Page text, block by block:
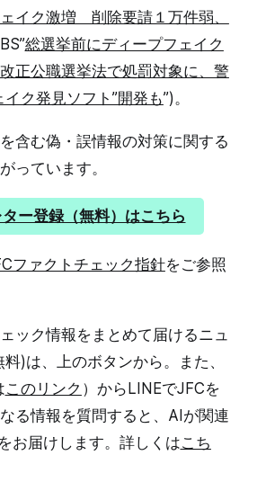
イク激増 削除要請１万件弱、
総選挙前にディープフェイク
正公職選挙法で処罰対象に、警
ク発見ソフト”開発も”)。
含む偽・誤情報の対策に関する
っています。
ー登録（無料）はこちら
ファクトチェック指針をご参照
ック情報をまとめて届けるニュ
)は、上のボタンから。また、
このリンク ）からLINEでJFCを
る情報を質問すると、AIが関連
お届けします。詳しくはこち